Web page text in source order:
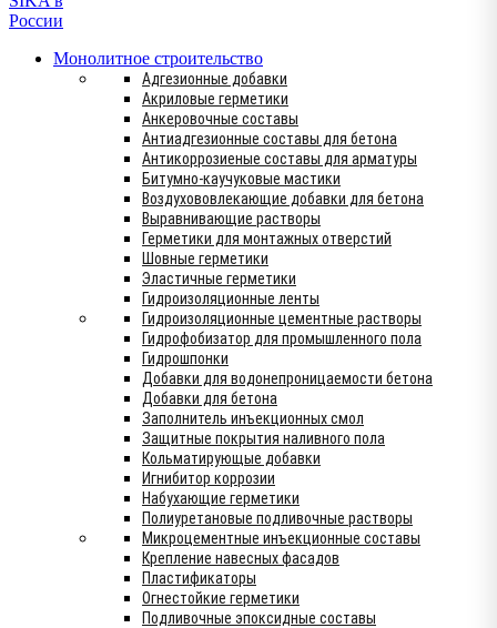
Монолитное строительство
Адгезионные добавки
Акриловые герметики
Анкеровочные составы
Антиадгезионные составы для бетона
Антикоррозиеные составы для арматуры
Битумно-каучуковые мастики
Воздухововлекающие добавки для бетона
Выравнивающие растворы
Герметики для монтажных отверстий
Шовные герметики
Эластичные герметики
Гидроизоляционные ленты
Гидроизоляционные цементные растворы
Гидрофобизатор для промышленного пола
Гидрошпонки
Добавки для водонепроницаемости бетона
Добавки для бетона
Заполнитель инъекционных смол
Защитные покрытия наливного пола
Кольматирующые добавки
Игнибитор коррозии
Набухающие герметики
Полиуретановые подливочные растворы
Микроцементные инъекционные составы
Крепление навесных фасадов
Пластификаторы
Огнестойкие герметики
Подливочные эпоксидные составы